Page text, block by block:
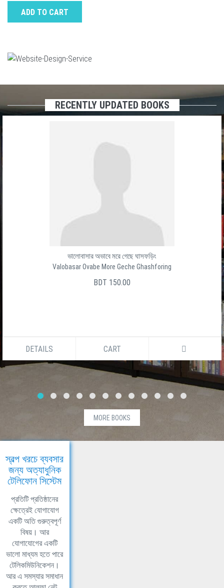
ADD TO CART
RECENTLY UPDATED BOOKS
ভালোবাসার অভাবে মরে গেছে ঘাসফড়িং
Valobasar Ovabe More Geche Ghashforing
BDT 150.00
DETAILS CART
MORE BOOKS
স্বল্প খরচে ব্যবসার
জন্য অত্যাধুনিক
টেলিফোন সিস্টেম
প্রতিটি প্রতিষ্ঠানের
ক্ষেত্রেই যোগাযোগ
একটি অতি গুরুত্বপূর্ণ
বিষয়। আর
যোগাযোগের একটি
ভালো মাধ্যম হতে পারে
টেলিকমিউনিকেশন।
আর এ সমস্যার সমাধান